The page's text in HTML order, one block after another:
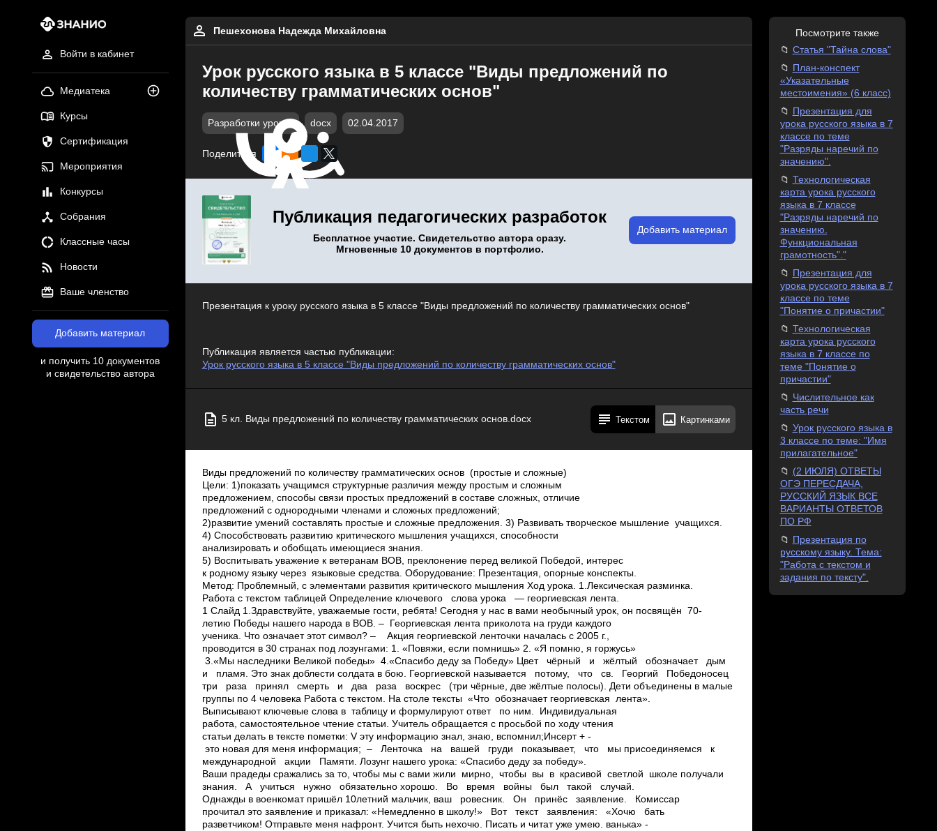
Войти в кабинет
Медиатека
Курсы
Сертификация
Мероприятия
Конкурсы
Собрания
Классные часы
Новости
Ваше членство
Добавить материал
и получить 10 документов
и свидетельство автора
Пешехонова Надежда Михайловна
Урок русского языка в 5 классе "Виды предложений по
количеству грамматических основ"
Разработки уроков docx 02.04.2017
Поделиться
Публикация педагогических разработок
Бесплатное участие. Свидетельство автора сразу.
Мгновенные 10 документов в портфолио.
Добавить материал
Презентация к уроку русского языка в 5 классе "Виды предложений по количеству грамматических основ"
Публикация является частью публикации:
Урок русского языка в 5 классе "Виды предложений по количеству грамматических основ"
5 кл. Виды предложений по количеству грамматических основ.docx Текстом Картинками
Виды предложений по количеству грамматических основ (простые и сложные)
Цели: 1)показать учащимся структурные различия между простым и сложным
предложением, способы связи простых предложений в составе сложных, отличие
предложений с однородными членами и сложных предложений;
2)развитие умений составлять простые и сложные предложения. 3) Развивать творческое мышление учащихся.
4) Способствовать развитию критического мышления учащихся, способности
анализировать и обобщать имеющиеся знания.
5) Воспитывать уважение к ветеранам ВОВ, преклонение перед великой Победой, интерес
к родному языку через языковые средства. Оборудование: Презентация, опорные конспекты.
Метод: Проблемный, с элементами развития критического мышления Ход урока. 1.Лексическая разминка.
Работа с текстом таблицей Определение ключевого слова урока — георгиевская лента.
1 Слайд 1.Здравствуйте, уважаемые гости, ребята! Сегодня у нас в вами необычный урок, он посвящён 70­
летию Победы нашего народа в ВОВ. – Георгиевская лента приколота на груди каждого
ученика. Что означает этот символ? – Акция георгиевской ленточки началась с 2005 г.,
проводится в 30 странах под лозунгами: 1. «Повяжи, если помнишь» 2. «Я помню, я горжусь»
3.«Мы наследники Великой победы» 4.«Спасибо деду за Победу» Цвет чёрный и жёлтый обозначает дым
и пламя. Это знак доблести солдата в бою. Георгиевской называется потому, что св. Георгий Победоносец
три раза принял смерть и два раза воскрес (три чёрные, две жёлтые полосы). Дети объединены в малые
группы по 4 человека Работа с текстом. На столе тексты «Что обозначает георгиевская лента».
Выписывают ключевые слова в таблицу и формулируют ответ по ним. Индивидуальная
работа, самостоятельное чтение статьи. ­Учитель обращается с просьбой по ходу чтения
статьи делать в тексте пометки: V­ эту информацию знал, знаю, вспомнил;Инсерт + ­
это новая для меня информация; – Ленточка на вашей груди показывает, что мы присоединяемся к
международной акции Памяти. Лозунг нашего урока: «Спасибо деду за победу».
Ваши прадеды сражались за то, чтобы мы с вами жили мирно, чтобы вы в красивой светлой школе получали
знания. А учиться нужно обязательно хорошо. Во время войны был такой случай.
Однажды в военкомат пришёл 10­летний мальчик, ваш ровесник. Он принёс заявление. Комиссар
прочитал это заявление и приказал: «Немедленно в школу!» Вот текст заявления: «Хочю бать
разветчиком! Отправьте меня нафронт. Учится быть нехочю. Писать и читат уже умею. ванька» ­
Посмотрите также
Статья "Тайна слова"
План-конспект
«Указательные
местоимения» (6 класс)
Презентация для
урока русского языка в 7
классе по теме
"Разряды наречий по
значению".
Технологическая
карта урока русского
языка в 7 классе
"Разряды наречий по
значению.
Функциональная
грамотность"."
Презентация для
урока русского языка в 7
классе по теме
"Понятие о причастии"
Технологическая
карта урока русского
языка в 7 классе по
теме "Понятие о
причастии"
Числительное как
часть речи
Урок русского языка в
3 классе по теме: "Имя
прилагательное"
(2 ИЮЛЯ) ОТВЕТЫ
ОГЭ ПЕРЕСДАЧА,
РУССКИЙ ЯЗЫК ВСЕ
ВАРИАНТЫ ОТВЕТОВ
ПО РФ
Презентация по
русскому языку. Тема:
"Работа с текстом и
задания по тексту".